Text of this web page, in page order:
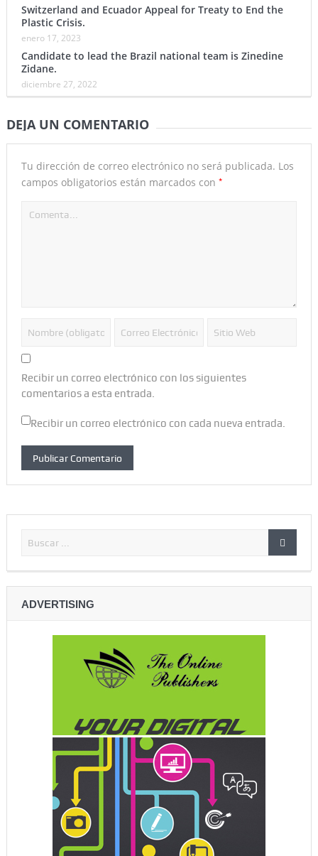
Switzerland and Ecuador Appeal for Treaty to End the
Plastic Crisis.
enero 17, 2023
Candidate to lead the Brazil national team is Zinedine
Zidane.
diciembre 27, 2022
DEJA UN COMENTARIO
Tu dirección de correo electrónico no será publicada. Los
campos obligatorios están marcados con *
Recibir un correo electrónico con los siguientes
comentarios a esta entrada.
Recibir un correo electrónico con cada nueva entrada.
ADVERTISING